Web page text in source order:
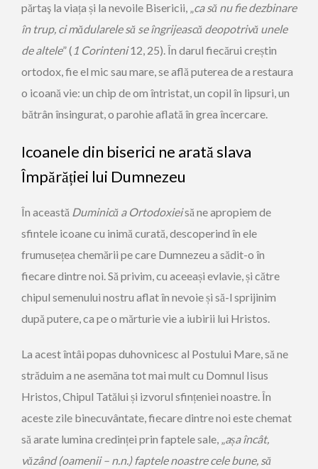
părtaş la viața și la nevoile Bisericii, „ca să nu fie dezbinare
în trup, ci mădularele să se îngrijească deopotrivă unele
de altele” ( 1 Corinteni12, 25). În darul fiecărui creștin
ortodox, fie el mic sau mare, se află puterea de a restaura
o icoană vie: un chip de om întristat, un copil în lipsuri, un
bătrân însingurat, o parohie aflată în grea încercare.
Icoanele din biserici ne arată slava
Împărăției lui Dumnezeu
În această Duminică a Ortodoxieisă ne apropiem de
sfintele icoane cu inimă curată, descoperind în ele
frumusețea chemării pe care Dumnezeu a sădit-o în
fiecare dintre noi. Să privim, cu aceeași ­evlavie, și către
chipul semenului nostru aflat în nevoie și să-l sprijinim
după putere, ca pe o mărturie vie a iubirii lui Hristos.
La acest întâi popas duhovnicesc al Postului Mare, să ne
străduim a ne asemăna tot mai mult cu Domnul Iisus
Hristos, Chipul Tatălui și izvorul sfințeniei noastre. În
aceste zile binecuvântate, fiecare dintre noi este chemat
să arate lumina credinței prin faptele sale, „așa încât,
văzând ­(oamenii – n.n.) faptele noastre cele bune, să